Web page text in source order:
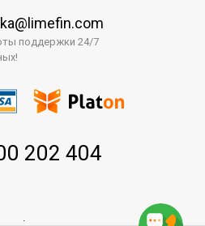
поддержки 24/7
202 404
.
↑